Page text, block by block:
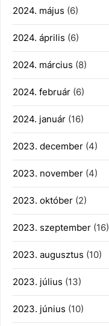
2024. május (6)
2024. április (6)
2024. március (8)
2024. február (6)
2024. január (16)
2023. december (4)
2023. november (4)
2023. október (2)
2023. szeptember (16)
2023. augusztus (10)
2023. július (13)
2023. június (10)